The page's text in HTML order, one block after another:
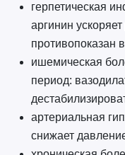
герпетическая
аргинин
противопоказан
ишемическая
период:
артериальная
снижает